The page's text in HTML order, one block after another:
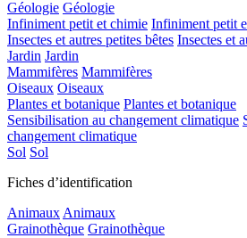
Géologie Géologie
Infiniment petit et chimie Infiniment petit
Insectes et autres petites bêtes Insectes et
Jardin Jardin
Mammifères Mammifères
Oiseaux Oiseaux
Plantes et botanique Plantes et botanique
Sensibilisation au changement climatique
changement climatique
Sol Sol
Fiches d’identification
Animaux Animaux
Grainothèque Grainothèque